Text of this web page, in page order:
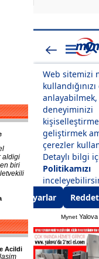
aldigi
biri
Acildi
Mynet